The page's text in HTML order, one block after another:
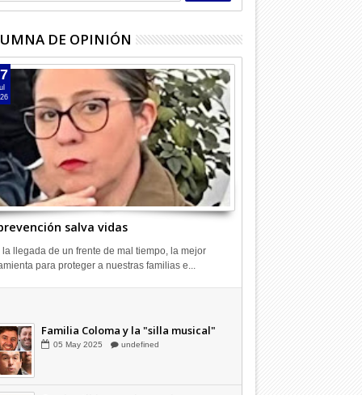
DE OPINIÓN
salva vidas
la llegada de un frente de mal tiempo, la mejor
para proteger a nuestras familias e...
03Abr 2026 undefined
05 May 2025 undefined